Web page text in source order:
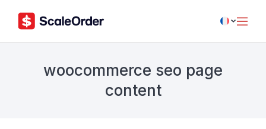
woocommerce seo page
content